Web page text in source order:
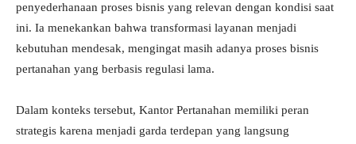
penyederhanaan proses bisnis yang relevan dengan kondisi saat
ini. Ia menekankan bahwa transformasi layanan menjadi
kebutuhan mendesak, mengingat masih adanya proses bisnis
pertanahan yang berbasis regulasi lama.
Dalam konteks tersebut, Kantor Pertanahan memiliki peran
strategis karena menjadi garda terdepan yang langsung